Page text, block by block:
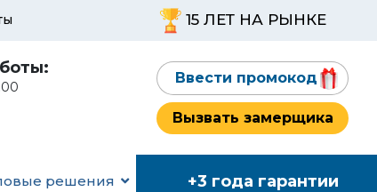
15 ЛЕТ НА РЫНКЕ
Ввести промокод
Вызвать замерщика
решения +3 года гарантии